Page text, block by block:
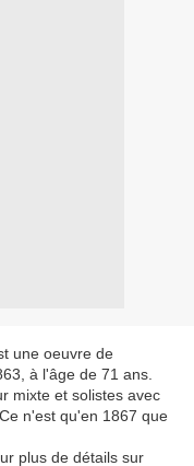
une oeuvre de
à l'âge de 71 ans.
mixte et solistes avec
n'est qu'en 1867 que
plus de détails sur